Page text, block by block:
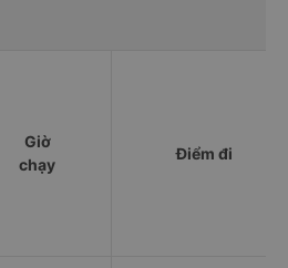
Giờ
chạy
Điểm đi